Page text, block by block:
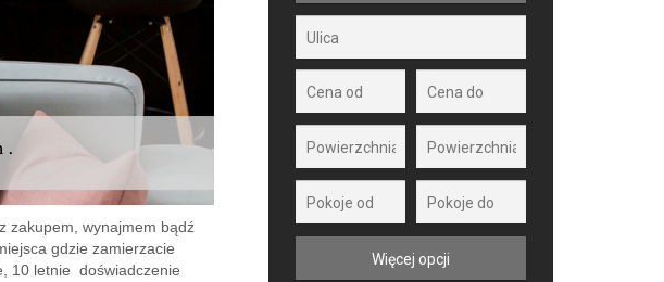
zakupem, wynajmem bądź
gdzie zamierzacie
10 letnie doświadczenie